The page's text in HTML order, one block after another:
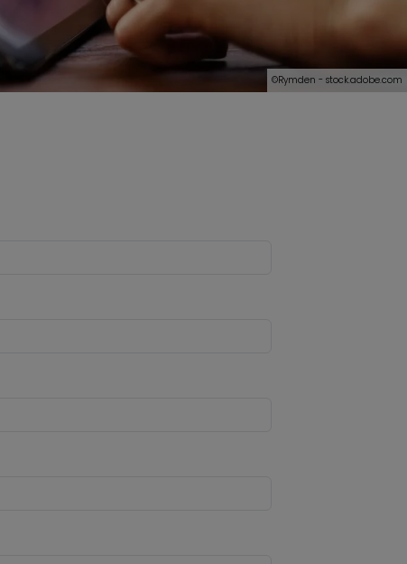
©Rymden - stock.adobe.com